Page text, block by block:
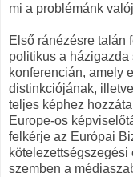
mi a problémánk
Első ránézésre talán
politikus a
konferencián, amely
distinkciójának,
teljes képhez
Europe-os
felkérje az Európai
kötelezettségszegési
szemben a